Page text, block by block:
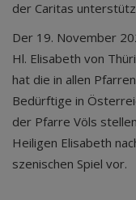
der Caritas
Der 19. November
Hl. Elisabeth von
hat die in allen
Bedürftige in
der Pfarre Völs
Heiligen Elisabeth
szenischen Spiel vor.